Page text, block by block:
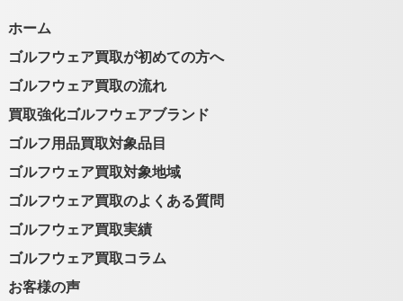
ホーム
ゴルフウェア買取が初めての方へ
ゴルフウェア買取の流れ
買取強化ゴルフウェアブランド
ゴルフ用品買取対象品目
ゴルフウェア買取対象地域
ゴルフウェア買取のよくある質問
ゴルフウェア買取実績
ゴルフウェア買取コラム
お客様の声